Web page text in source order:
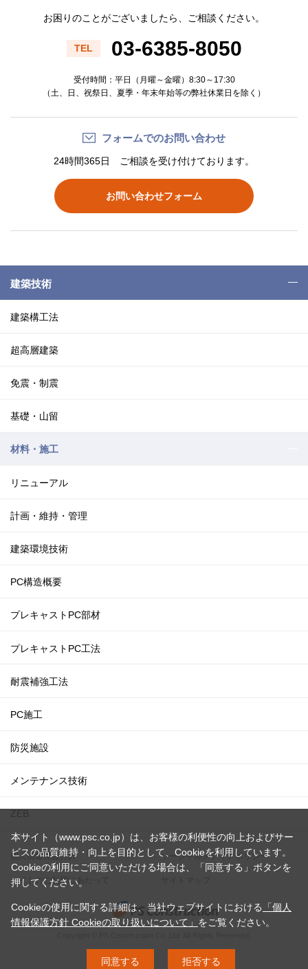
お困りのことがございましたら、ご相談ください。
TEL 03-6385-8050
受付時間：平日（月曜～金曜）8:30～17:30
（土、日、祝祭日、夏季・年末年始等の弊社休業日を除く）
フォームでのお問い合わせ
24時間365日 ご相談を受け付けております。
お問い合わせフォーム
建築技術
建築構工法
超高層建築
免震・制震
基礎・山留
材料・施工
リニューアル
計画・維持・管理
建築環境技術
PC構造概要
プレキャストPC部材
プレキャストPC工法
耐震補強工法
PC施工
防災施設
メンテナンス技術
ZEB
個人情報保護方針 ソーシャルメディアポリシー
サイトのご利用にあたって
本サイト（www.psc.co.jp）は、お客様の利便性の向上およびサー
ビスの品質維持・向上を目的として、Cookieを利用しています。
Cookieの利用にご同意いただける場合は、「同意する」ボタンを
押してください。
Cookieの使用に関する詳細は、当社ウェブサイトにおける
「個人
情報保護方針 Cookieの取り扱いについて」 をご覧ください。
同意する 拒否する